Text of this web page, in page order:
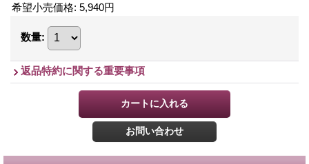
希望小売価格: 5,940円
数量:
返品特約に関する重要事項